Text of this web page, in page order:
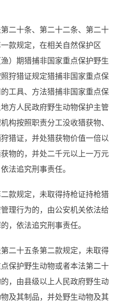
二十条、第二十二条、第二十
款规定，在相关自然保护区
）期猎捕非国家重点保护野生
狩猎证规定猎捕非国家重点保
工具、方法猎捕非国家重点保
方人民政府野生动物保护主管
构按照职责分工没收猎获物、
猎证，并处猎获物价值一倍以
物的，并处二千元以上一万元
法追究刑事责任。
规定，未取得持枪证持枪猎
理行为的，由公安机关依法给
，依法追究刑事责任。
二十五条第二款规定，未取得
保护野生动物或者本法第二十
，由县级以上人民政府野生动
及其制品，并处野生动物及其